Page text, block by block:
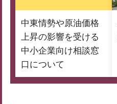
中東情勢や原油価格
上昇の影響を受ける
中小企業向け相談窓
口について